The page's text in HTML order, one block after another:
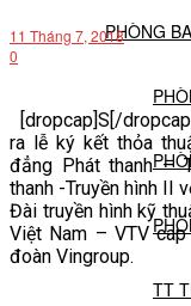
PHÒNG
TT
11 Tháng 7, 2018
0
[dropcap]S[/
ra lễ ký kết thỏa
đẳng Phát thanh –
thanh -Truyền hình II
Đài truyền hình kỹ
Việt Nam – VTV
đoàn Vingroup.